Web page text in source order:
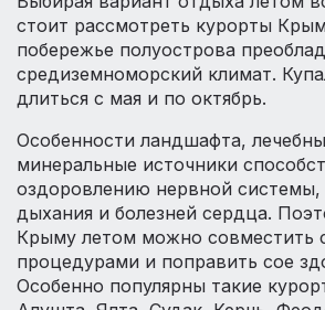
стоит рассмотреть курорты
побережье полуострова
средиземноморский климат.
длиться с мая и по октябрь.
Особенности ландшафта,
минеральные источники
оздоровлению нервной системы,
дыхания и болезней сердца.
Крыму летом можно совместить
процедурами и поправить сое
Особенно популярны такие